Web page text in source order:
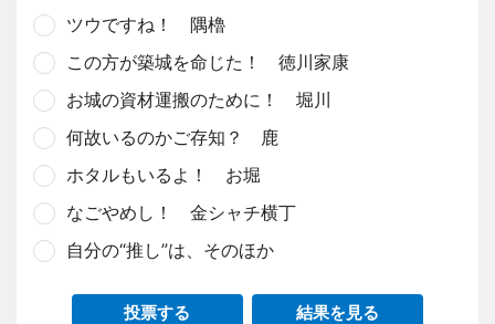
ツウですね！ 隅櫓
この方が築城を命じた！ 徳川家康
お城の資材運搬のために！ 堀川
何故いるのかご存知？ 鹿
ホタルもいるよ！ お堀
なごやめし！ 金シャチ横丁
自分の“推し”は、そのほか
投票する 結果を見る